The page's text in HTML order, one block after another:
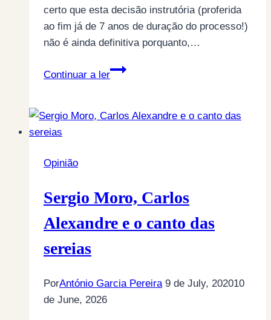
certo que esta decisão instrutória (proferida
ao fim já de 7 anos de duração do processo!)
não é ainda definitiva porquanto,…
Continuar a ler
A
–
processo-
não
Opinião
Sergio Moro, Carlos
Alexandre e o canto das
sereias
PorAntónio Garcia Pereira 9 de July, 202010
de June, 2026